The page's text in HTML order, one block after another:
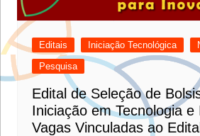
Editais Iniciação Tecnológica
Pesquisa
Edital de Seleção de
Iniciação em Tecnologia e
Vagas Vinculadas ao